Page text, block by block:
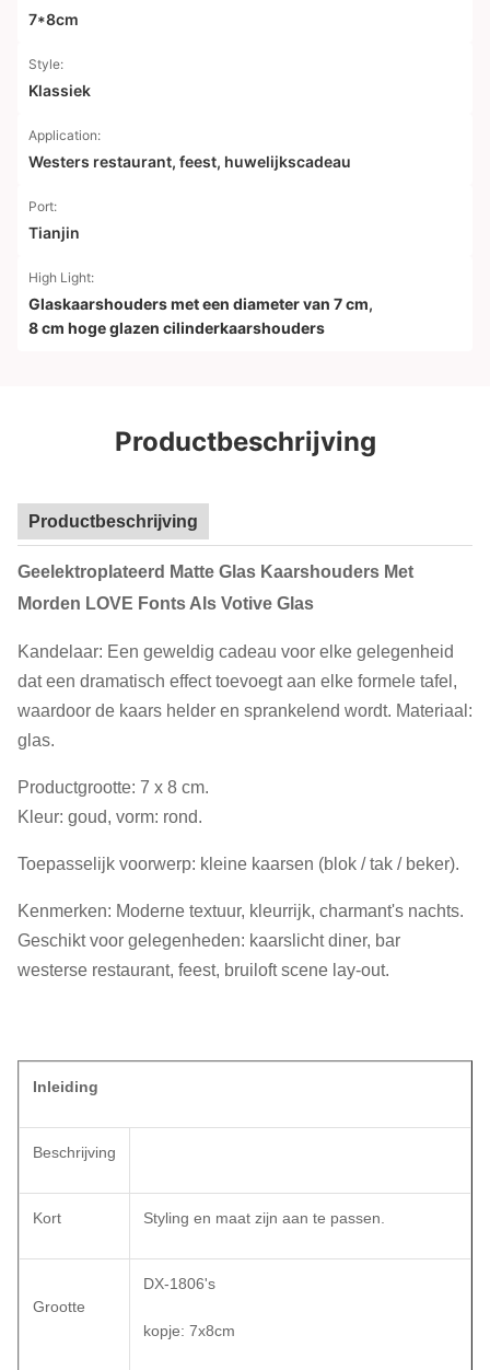
7*8cm
Style:
Klassiek
Application:
Westers restaurant, feest, huwelijkscadeau
Port:
Tianjin
High Light:
Glaskaarshouders met een diameter van 7 cm,
8 cm hoge glazen cilinderkaarshouders
Productbeschrijving
Productbeschrijving
Geelektroplateerd Matte Glas Kaarshouders Met
Morden LOVE Fonts Als Votive Glas
Kandelaar: Een geweldig cadeau voor elke gelegenheid
dat een dramatisch effect toevoegt aan elke formele tafel,
waardoor de kaars helder en sprankelend wordt. Materiaal:
glas.
Productgrootte: 7 x 8 cm.
Kleur: goud, vorm: rond.
Toepasselijk voorwerp: kleine kaarsen (blok / tak / beker).
Kenmerken: Moderne textuur, kleurrijk, charmant's nachts.
Geschikt voor gelegenheden: kaarslicht diner, bar
westerse restaurant, feest, bruiloft scene lay-out.
Inleiding
Beschrijving
Kort Styling en maat zijn aan te passen.
Grootte
DX-1806's
kopje: 7x8cm